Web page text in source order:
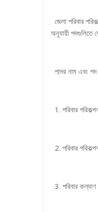
জেলা পরিবার
অনুযায়ী
পদের নাম এবং
1. পরিবার
2. পরিবার
3. পরিবার